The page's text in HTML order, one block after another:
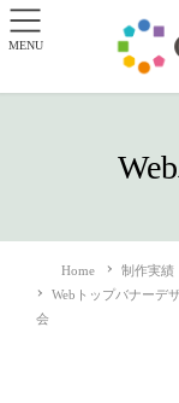
Home 制作実績
Webトップバナーデ
会
MENU